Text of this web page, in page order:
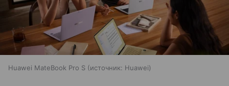
Huawei MateBook Pro S источник: Huawei